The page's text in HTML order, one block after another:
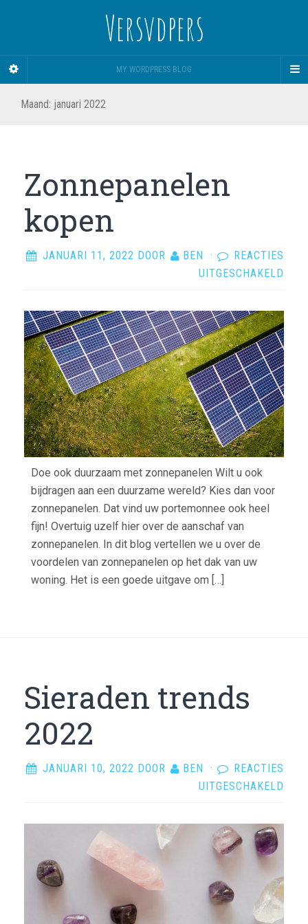
Versvdpers
MY WORDPRESS BLOG
Maand: januari 2022
Zonnepanelen
kopen
JANUARI 11, 2022 DOOR BEN ·
REACTIES
UITGESCHAKELD
Doe ook duurzaam met zonnepanelen Wilt u ook
bijdragen aan een duurzame wereld? Kies dan voor
zonnepanelen. Dat vind uw portemonnee ook heel
fijn! Overtuig uzelf hier over de aanschaf van
zonnepanelen. In dit blog vertellen we u over de
voordelen van zonnepanelen op het dak van uw
woning. Het is een goede uitgave om […]
Sieraden trends
2022
JANUARI 10, 2022 DOOR BEN ·
REACTIES
UITGESCHAKELD